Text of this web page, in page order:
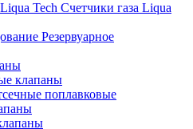
Счетчики газа Liqua
Резервуарное
клапаны
поплавковые